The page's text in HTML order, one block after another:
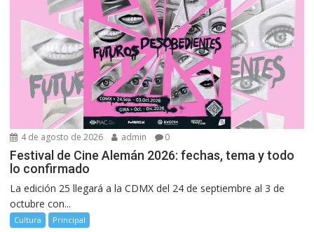
4 de agosto de 2026 admin 0
Festival de Cine Alemán 2026: fechas, tema y todo
lo confirmado
La edición 25 llegará a la CDMX del 24 de septiembre al 3 de
octubre con...
Cultura Principal